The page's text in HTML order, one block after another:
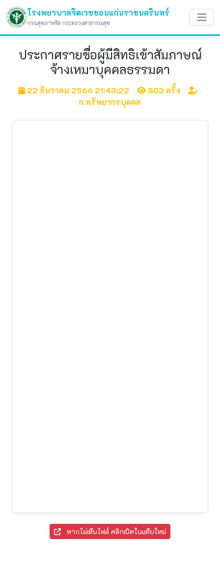
โรงพยาบาลจิตเวชขอนแก่นราชนครินทร์
กรมสุขภาพจิต กระทรวงสาธารณสุข
ประกาศรายชื่อผู้มีสิทธิเข้าสัมภาษณ์
จ้างเหมาบุคคลธรรมดา
22 ธันวาคม 2566 21:43:22
503 ครั้ง
ก.ทรัพยากรบุคคล
หากไม่เห็นไฟล์ คลิกเปิดในแท็บใหม่